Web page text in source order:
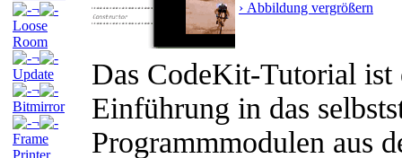
¬
Loose
Room
¬
Update
¬
Bitmirror
¬
Frame
Printer
› Abbildung vergrößern
Das CodeKit-Tutorial ist
Einführung in das
Programmmodulen aus